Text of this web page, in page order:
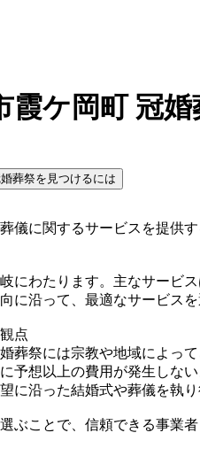
霞ケ岡町 冠
葬祭を見つけるには
儀に関するサービスを提供
にわたります。主なサービ
に沿って、最適なサービスを
点
葬祭には宗教や地域によっ
予想以上の費用が発生しな
に沿った結婚式や葬儀を執
ぶことで、信頼できる事業者